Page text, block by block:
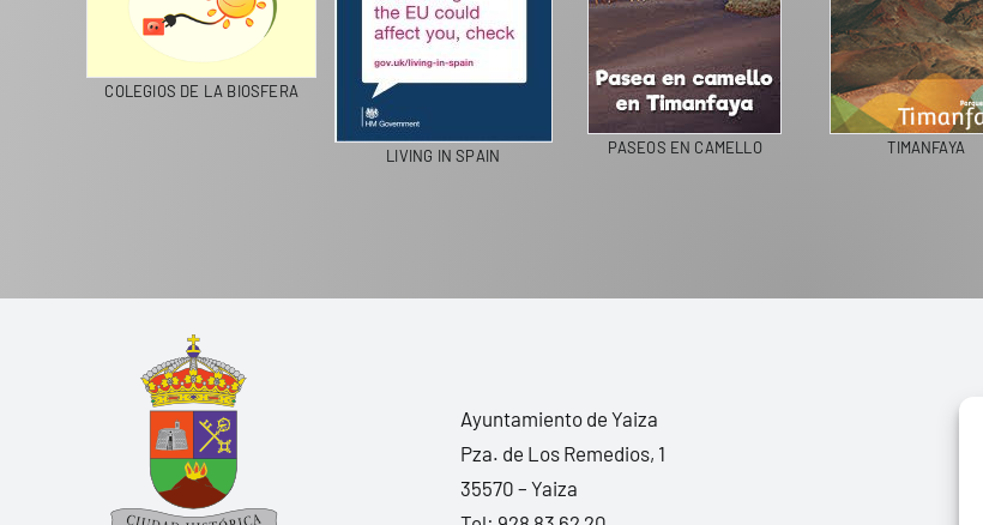
COLEGIOS DE LA BIOSFERA
LIVING IN SPAIN PASEOS EN CAMELLO TIMANFAYA
Ayuntamiento de Yaiza
Pza. de Los Remedios, 1
35570 – Yaiza